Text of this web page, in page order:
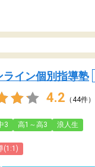
ライン個別指導塾
4.2 （44件）
3 高1～高3 浪人生
(1:1)